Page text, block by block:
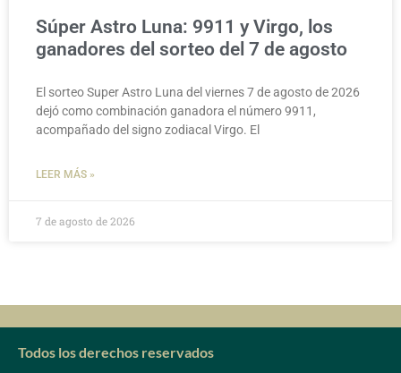
Súper Astro Luna: 9911 y Virgo, los
ganadores del sorteo del 7 de agosto
El sorteo Super Astro Luna del viernes 7 de agosto de 2026
dejó como combinación ganadora el número 9911,
acompañado del signo zodiacal Virgo. El
LEER MÁS »
7 de agosto de 2026
Todos los derechos reservados